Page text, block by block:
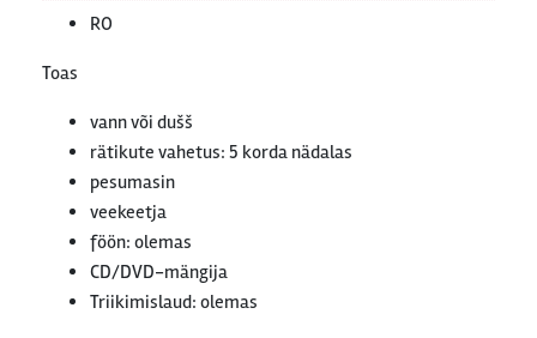
RO
Toas
vann või dušš
rätikute vahetus: 5 korda nädalas
pesumasin
veekeetja
föön: olemas
CD/DVD-mängija
Triikimislaud: olemas